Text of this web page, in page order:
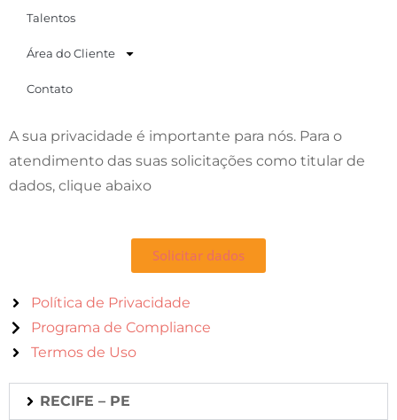
Talentos
Área do Cliente
Contato
A sua privacidade é importante para nós. Para o
atendimento das suas solicitações como titular de
dados, clique abaixo
Solicitar dados
Política de Privacidade
Programa de Compliance
Termos de Uso
RECIFE – PE